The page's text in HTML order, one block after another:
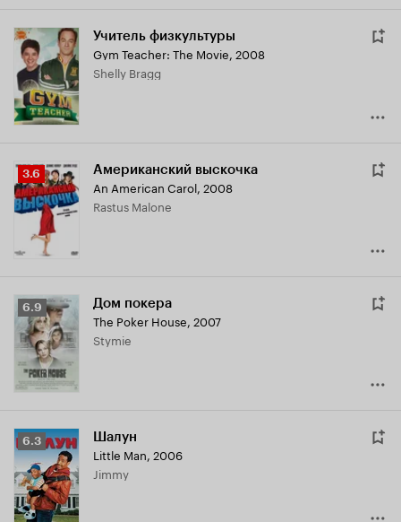
Учитель физкультуры
Gym Teacher: The Movie, 2008
Shelly Bragg
Рейтинг
Кинопоиска
3.6
3.6 Американский выскочка
An American Carol, 2008
Rastus Malone
Рейтинг
Кинопоиска
6.9
6.9 Дом покера
The Poker House, 2007
Stymie
Рейтинг
Кинопоиска
6.3
6.3 Шалун
Little Man, 2006
Jimmy